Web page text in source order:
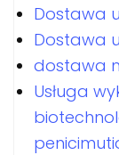
Dostawa
Dostawa
dostawa
Usługa